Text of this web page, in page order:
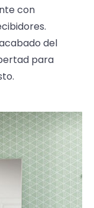
con
del
para